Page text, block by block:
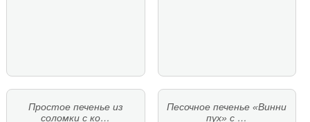
Простое печенье из
соломки с ко…
Песочное печенье «Винни
пух» с …